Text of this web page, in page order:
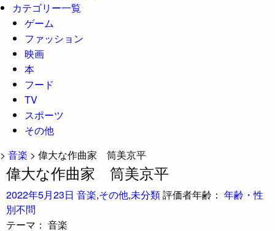
カテゴリー一覧
ゲーム
ファッション
映画
本
フード
TV
スポーツ
その他
> 音楽 > 偉大な作曲家 筒美京平
偉大な作曲家 筒美京平
2022年5月23日 音楽,その他,未分類評価者年齢： 年齢・性
別不問
テーマ： 音楽